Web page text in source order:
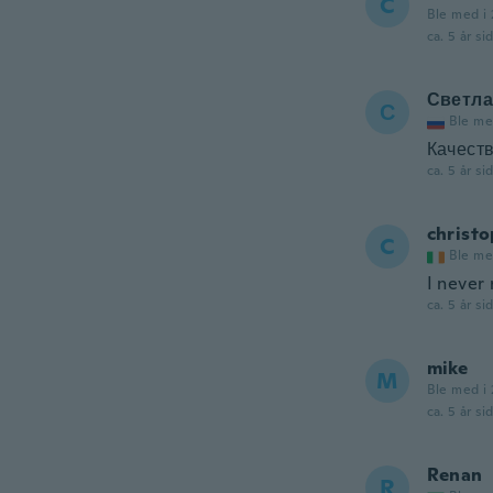
Ble med i
ca. 5 år
С Ble
ca. 5 år
C Ble
I never
ca. 5 år
M mike
Ble med i
ca. 5 år
Renan